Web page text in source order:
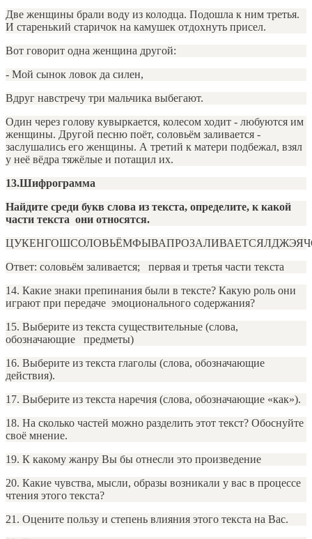
Две женщины брали воду из колодца. Подошла к ним третья.
И старенький старичок на камушек отдохнуть присел.
Вот говорит одна женщина другой:
- Мой сынок ловок да силен,
Вдруг навстречу три мальчика выбегают.
Один через голову кувыркается, колесом ходит - любуются им
женщины. Другой песню поёт, соловьём заливается -
заслушались его женщины. А третий к матери подбежал, взял
у неё вёдра тяжёлые и потащил их.
13.Шифрограмма
Найдите среди букв слова из текста, определите, к какой
части текста они относятся.
Ответ: соловьём заливается; первая и третья части текста
14. Какие знаки препинания были в тексте? Какую роль они
играют при передаче эмоционального содержания?
15. Выберите из текста существительные (слова,
обозначающие предметы)
16. Выберите из текста глаголы (слова, обозначающие
действия).
17. Выберите из текста наречия (слова, обозначающие «как»).
18. На сколько частей можно разделить этот текст? Обоснуйте
своё мнение.
19. К какому жанру Вы бы отнесли это произведение
20. Какие чувства, мысли, образы возникали у вас в процессе
чтения этого текста?
21. Оцените пользу и степень влияния этого текста на Вас.